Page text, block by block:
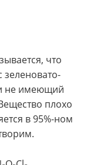
что
не имеющий
плохо
в 95%-ном